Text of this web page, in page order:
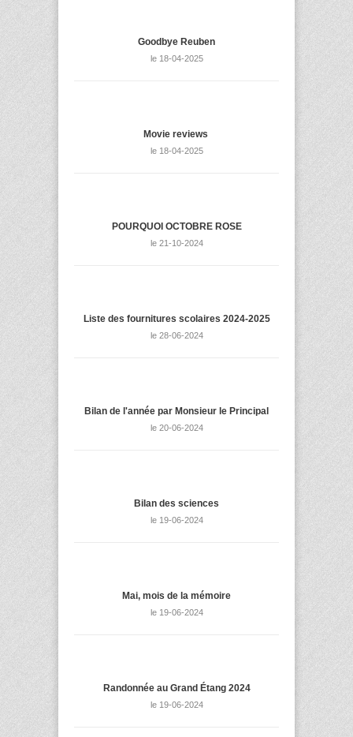
Goodbye Reuben
le 18-04-2025
Movie reviews
le 18-04-2025
POURQUOI OCTOBRE ROSE
le 21-10-2024
Liste des fournitures scolaires 2024-2025
le 28-06-2024
Bilan de l'année par Monsieur le Principal
le 20-06-2024
Bilan des sciences
le 19-06-2024
Mai, mois de la mémoire
le 19-06-2024
Randonnée au Grand Étang 2024
le 19-06-2024